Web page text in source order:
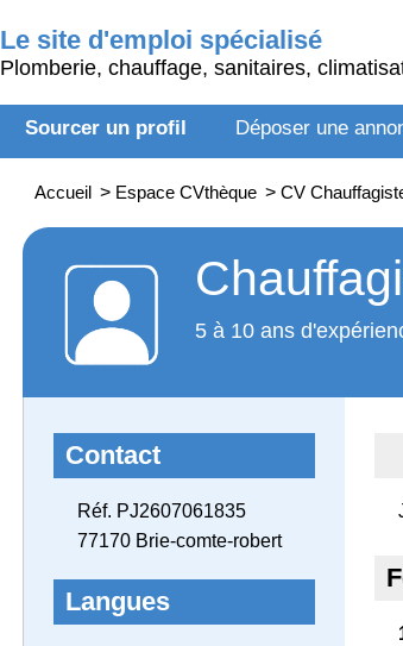
Le site d'emploi spécialisé
Plomberie, chauffage, sanitaires,
Sourcer un profil Déposer une
Accueil > Espace CVthèque > CV
5 à 10 ans
Contact
Réf. PJ2607061835
77170 Brie-comte-robert
Langues